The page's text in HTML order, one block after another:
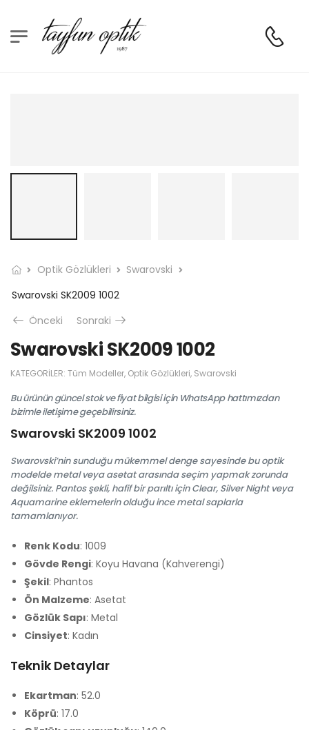
Optik Gözlükleri
Swarovski
Swarovski SK2009 1002
Önceki
Sonraki
Swarovski SK2009 1002
KATEGORILER: Tüm Modeller, Optik Gözlükleri, Swarovski
Bu ürünün güncel stok ve fiyat bilgisi için WhatsApp hattımızdan
bizimle iletişime geçebilirsiniz.
Swarovski SK2009 1002
Swarovski’nin sunduğu mükemmel denge sayesinde bu optik
modelde metal veya asetat arasında seçim yapmak zorunda
değilsiniz. Pantos şekli, hafif bir parıltı için Clear, Silver Night veya
Aquamarine eklemelerin olduğu ince metal saplarla
tamamlanıyor.
Renk Kodu: 1009
Gövde Rengi: Koyu Havana (Kahverengi)
Şekil: Phantos
Ön Malzeme: Asetat
Gözlük Sapı: Metal
Cinsiyet: Kadın
Teknik Detaylar
Ekartman: 52.0
Köprü: 17.0